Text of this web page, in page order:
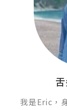
我是Eric，